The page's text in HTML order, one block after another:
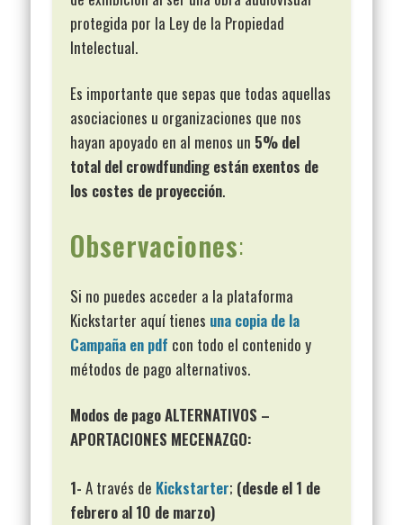
protegida por la Ley de la Propiedad
Intelectual.
Es importante que sepas que todas aquellas
asociaciones u organizaciones que nos
hayan apoyado en al menos un 5% del
total del crowdfunding están exentos de
los costes de proyección.
Observaciones:
Si no puedes acceder a la plataforma
Kickstarter aquí tienes una copia de la
Campaña en pdf con todo el contenido y
métodos de pago alternativos.
Modos de pago ALTERNATIVOS –
APORTACIONES MECENAZGO:
1-A través de Kickstarter; (desde el 1 de
febrero al 10 de marzo)